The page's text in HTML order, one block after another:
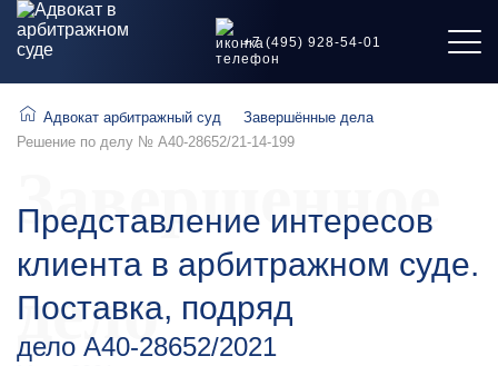
+7 (495) 928-54-01
Адвокат арбитражный суд
Завершённые дела
Решение по делу № А40-28652/21-14-199
Представление интересов
клиента в арбитражном суде.
Поставка, подряд
дело А40-28652/2021
Завершенное
дело